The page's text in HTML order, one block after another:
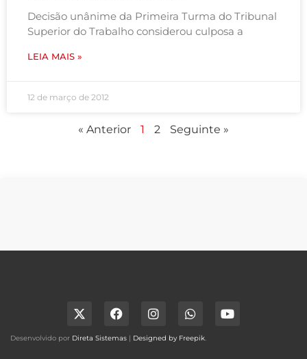
Decisão unânime da Primeira Turma do Tribunal
Superior do Trabalho considerou culposa a
LEIA MAIS »
12 de março de 2012
« Anterior 1 2 Seguinte »
Desenvolvido por Direta Sistemas | Designed by Freepik.